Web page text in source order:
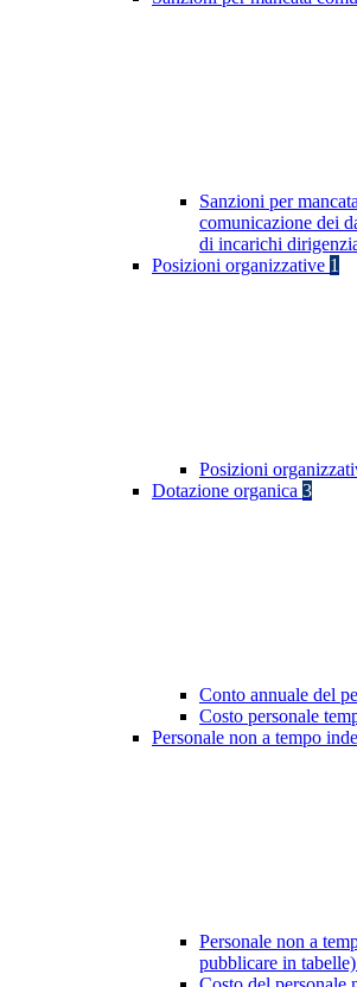
Sanzioni per
comunicazione dei
di incarichi
Posizioni organizzative 1
Posizioni
Dotazione organica 3
Conto annuale del
Costo personale
Personale non a tempo
Personale non a
pubblicare in tabelle)